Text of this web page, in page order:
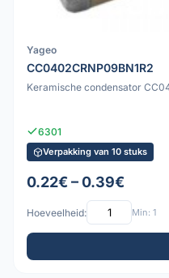
Yageo
CC0402CRNP09BN1R2
Keramische condensator
6301
Verpakking van 10 stuks
0.22€ – 0.39€
Hoeveelheid: Min: 1